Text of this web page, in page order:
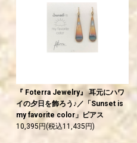
『 Foterra Jewelry』 耳元にハワ
イの夕日を飾ろう♪／「Sunset is
my favorite color」ピアス
10,395円(税込11,435円)